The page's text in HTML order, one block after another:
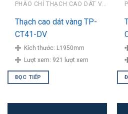
PHÀO CHỈ THẠCH CAO DÁT VÀNG
Thạch cao dát vàng TP-
CT41-DV
Kích thước: L1950mm
Lượt xem: 921 lượt xem
ĐỌC TIẾP